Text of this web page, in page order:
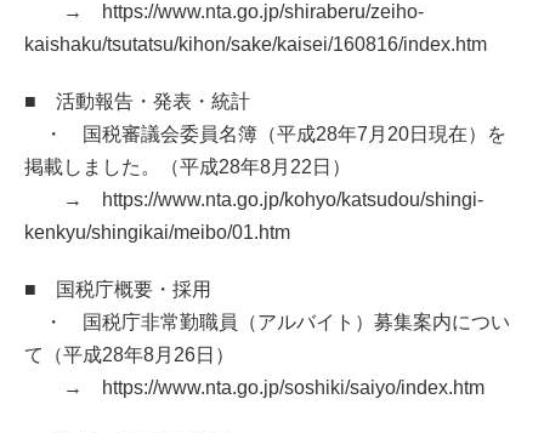
→ https://www.nta.go.jp/shiraberu/zeiho-
kaishaku/tsutatsu/kihon/sake/kaisei/160816/index.htm
■ 活動報告・発表・統計
・ 国税審議会委員名簿（平成28年7月20日現在）を
掲載しました。（平成28年8月22日）
→ https://www.nta.go.jp/kohyo/katsudou/shingi-
kenkyu/shingikai/meibo/01.htm
■ 国税庁概要・採用
・ 国税庁非常勤職員（アルバイト）募集案内につい
て（平成28年8月26日）
→ https://www.nta.go.jp/soshiki/saiyo/index.htm